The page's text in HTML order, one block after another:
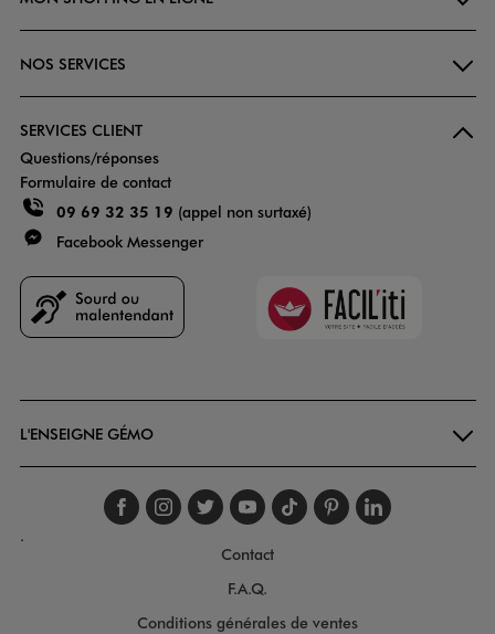
NOS SERVICES
SERVICES CLIENT
Questions/réponses
Formulaire de contact
09 69 32 35 19 (appel non surtaxé)
Facebook Messenger
Faciliti
L'ENSEIGNE GÉMO
Suivez-nous sur
Suivez-nous sur
Suivez-nous sur
Suivez-nous
Suivez-nous
Suivez-
.
Contact
F.A.Q.
Conditions générales de ventes